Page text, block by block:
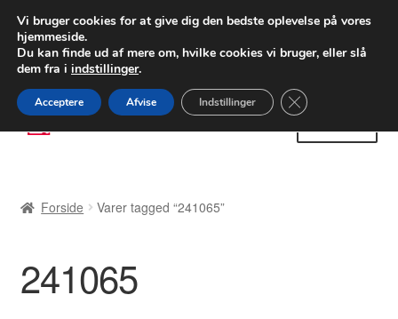
LEVERING fra 55 kr.
FEDEX verdensomspændende forsendelse
80 82 72 02
Spring
til
Spring
til
Betalinger
Kasse
Forside Varer tagged “241065”
241065
Vi bruger cookies for at give dig den bedste oplevelse på vores
hjemmeside.
Du kan finde ud af mere om, hvilke cookies vi bruger, eller slå
dem fra i indstillinger.
Acceptere Afvise Indstillinger Close GDPR